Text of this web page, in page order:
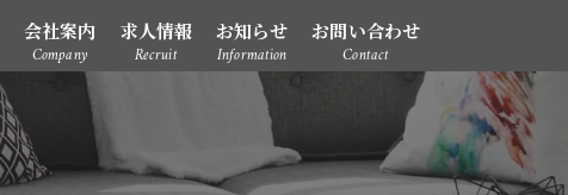
会社案内 求人情報 お知らせ お問い合わせ